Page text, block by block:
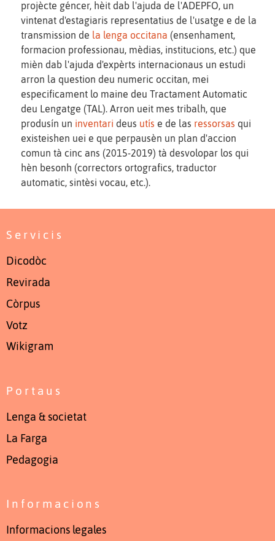
projècte géncer, hèit dab l'ajuda de l'ADEPFO, un
vintenat d'estagiaris representatius de l'usatge e de la
transmission de la lenga occitana (ensenhament,
formacion professionau, mèdias, institucions, etc.) que
mièn dab l'ajuda d'expèrts internacionaus un estudi
arron la question deu numeric occitan, mei
especificament lo maine deu Tractament Automatic
deu Lengatge (TAL). Arron ueit mes tribalh, que
produsín un inventari deus utís e de las ressorsas qui
existeishen uei e que perpausèn un plan d'accion
comun tà cinc ans (2015-2019) tà desvolopar los qui
hèn besonh (correctors ortografics, traductor
automatic, sintèsi vocau, etc.).
Servicis
Dicodòc
Revirada
Còrpus
Votz
Wikigram
Portaus
Lenga & societat
La Farga
Pedagogia
Informacions
Informacions legales